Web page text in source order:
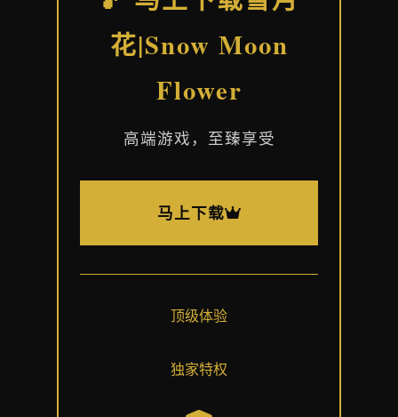
花|Snow Moon
Flower
高端游戏，至臻享受
马上下载
顶级体验
独家特权